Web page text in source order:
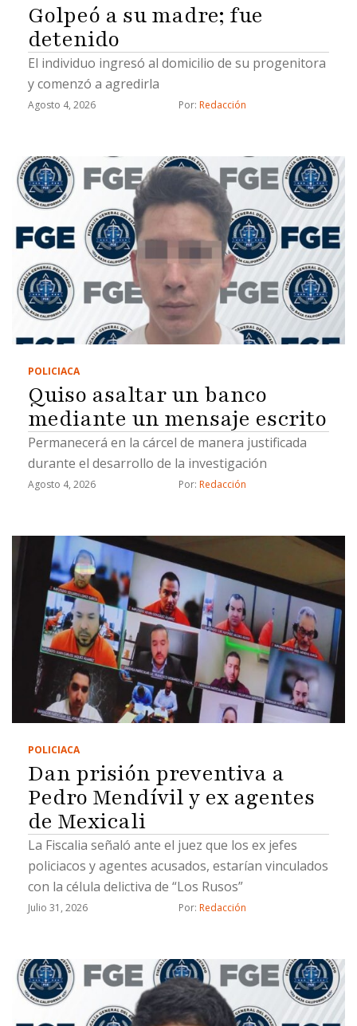
Golpeó a su madre; fue
detenido
El individuo ingresó al domicilio de su progenitora
y comenzó a agredirla
Agosto 4, 2026 Por: Redacción
POLICIACA
Quiso asaltar un banco
mediante un mensaje escrito
Permanecerá en la cárcel de manera justificada
durante el desarrollo de la investigación
Agosto 4, 2026 Por: Redacción
POLICIACA
Dan prisión preventiva a
Pedro Mendívil y ex agentes
de Mexicali
La Fiscalia señaló ante el juez que los ex jefes
policiacos y agentes acusados, estarían vinculados
con la célula delictiva de “Los Rusos”
Julio 31, 2026 Por: Redacción